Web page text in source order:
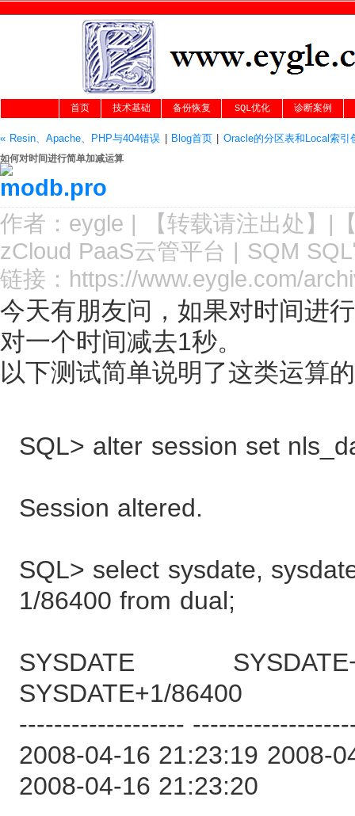
首页 技术基础 备份恢复 SQL优化 诊断案例
« Resin、Apache、PHP与404错误 Blog首页| Oracle的分区表和Local索引
如何对时间进行简单加减运算
作者： eygle | 【转载请注出处 】|
zCloud PaaS云管平台 | SQM
链接： https://www.eygle.com/
今天有朋友问，如果对时间进
对一个时间减去1秒。
以下测试简单说明了这类运算
SQL> alter session set
Session altered.
SQL> select sysdate,
1/86400 from dual;
SYSDATE
SYSDATE+1/86400
-------------------
2008-04-16 21:23:19 2008-
2008-04-16 21:23:20